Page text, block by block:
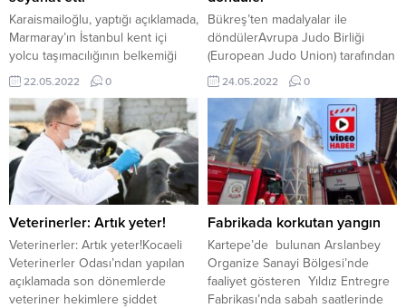
Karaismailoğlu, yaptığı açıklamada,
Marmaray’ın İstanbul kent içi
yolcu taşımacılığının belkemiği
olduğunu bildirdi. Marmaray’ın 29
Ekim 2013’te hizmete girdiğini
anımsatan Karaismailoğlu,
projenin hizmete açılmasıyla 76,3
kilometrelik Gebze-Halkalı
hattında seyahat süresinin 108
dakikaya indiğini belirtti. Her
geçen gün yolcu talebinin arttığını
kaydeden Karaismailoğlu, “Açıldığı
günden bugüne 700 milyon kişi
Marmaray ile seyahat...
22.05.2022 0
Bükreş’ten madalyalar ile
döndülerAvrupa Judo Birliği
(European Judo Union) tarafından
Romanya’nın Bükreş kentinde
düzenlenen Judo Ümitler Avrupa
Kupasına 25 ülkeden, 350 sporcu
katıldı.
24.05.2022 0
Veterinerler: Artık yeter!
Veterinerler: Artık yeter!Kocaeli
Veterinerler Odası’ndan yapılan
açıklamada son dönemlerde
veteriner hekimlere şiddet
Fabrikada korkutan yangın
Kartepe’de bulunan Arslanbey
Organize Sanayi Bölgesi’nde
faaliyet gösteren Yıldız Entregre
Fabrikası’nda sabah saatlerinde